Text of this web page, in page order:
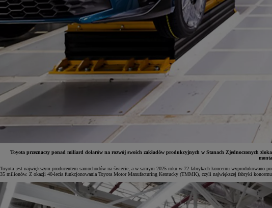
Od
81 900 zł
HYBRID
Toyota przeznaczy ponad miliard dolarów na rozwój swoich zakładów produkcyjnych w Stanach Zjednoczonych
Toyota jest największym producentem samochodów na świecie, a w samym 2025 roku w 72 fabrykach koncernu wyprodukowano
35 milionów. Z okazji 40-lecia funkcjonowania Toyota Motor Manufacturing Kentucky (TMMK), czyli największej fabryki koncernu